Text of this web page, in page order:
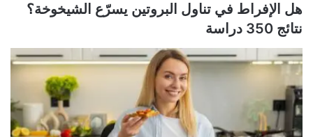
هل الإفراط في تناول البروتين يسرّع الشيخوخة؟
نتائج 350 دراسة